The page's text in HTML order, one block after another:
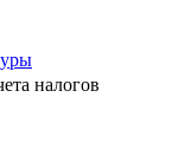
налогов